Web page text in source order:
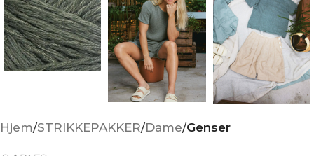
Hjem STRIKKEPAKKER Dame Genser